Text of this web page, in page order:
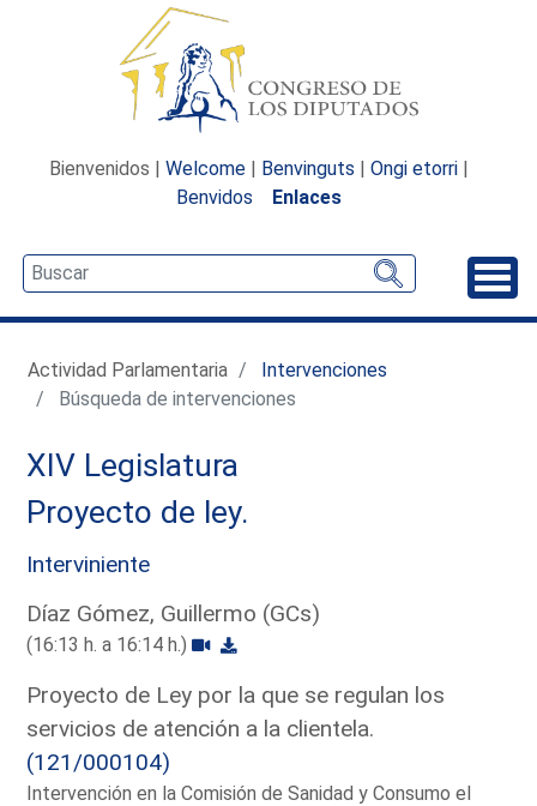
Bienvenidos | Welcome | Benvinguts | Ongi etorri |
Benvidos
Enlaces
Actividad Parlamentaria
Intervenciones
Búsqueda de intervenciones
XIV Legislatura
Proyecto de ley.
Interviniente
Díaz Gómez, Guillermo (GCs)
(16:13 h. a 16:14 h.)
Proyecto de Ley por la que se regulan los
servicios de atención a la clientela.
(121/000104)
Intervención en la Comisión de Sanidad y Consumo el